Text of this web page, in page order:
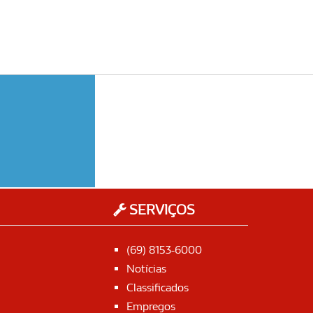
SERVIÇOS
(69) 8153-6000
Notícias
Classificados
Empregos